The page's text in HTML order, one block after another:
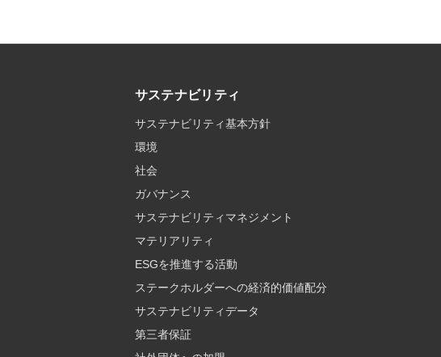
サステナビリティ
サステナビリティ基本方針
環境
社会
ガバナンス
サステナビリティマネジメント
マテリアリティ
ESGを推進する活動
ステークホルダーへの経済的価値配分
サステナビリティデータ
第三者保証